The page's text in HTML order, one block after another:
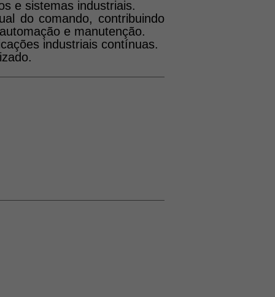
e sistemas industriais.
do comando, contribuindo
e manutenção.
industriais contínuas.